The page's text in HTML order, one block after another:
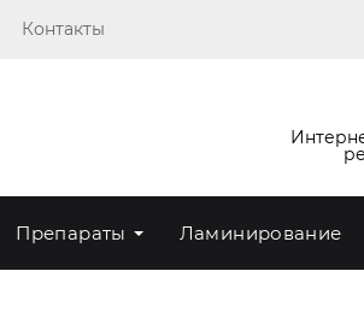
Контакты
Препараты Ламинирование